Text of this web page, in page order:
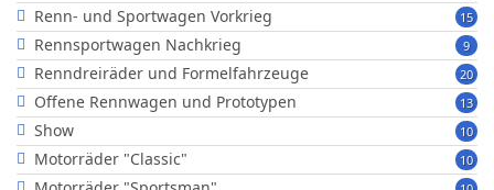
15
Renn- und Sportwagen Vorkrieg
9
Rennsportwagen Nachkrieg
20
Renndreiräder und Formelfahrzeuge
13
Offene Rennwagen und Prototypen
10
Show
10
Motorräder "Classic"